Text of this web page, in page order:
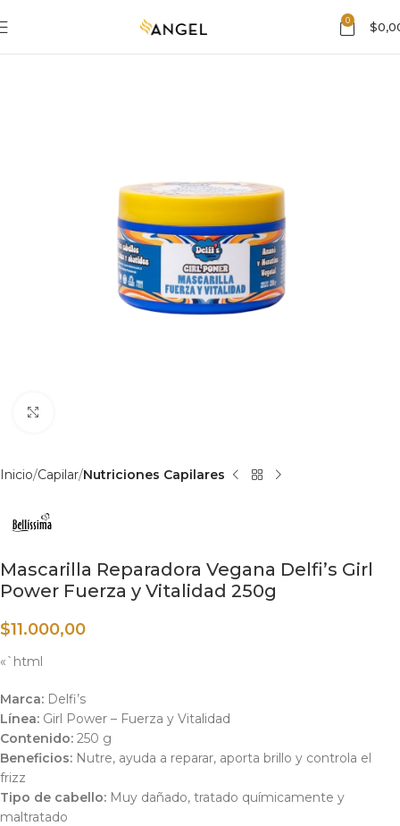
0 $
Inicio Capilar Nutriciones Capilares
Mascarilla Reparadora Vegana Delfi’s Girl
Power Fuerza y Vitalidad 250g
$11.000,00
«`html
Marca: Delfi’s
Línea: Girl Power – Fuerza y Vitalidad
Contenido: 250 g
Beneficios: Nutre, ayuda a reparar, aporta brillo y controla el
frizz
Tipo de cabello: Muy dañado, tratado químicamente y
maltratado